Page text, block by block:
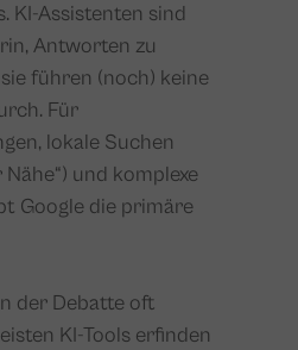
KI-Assistenten sind
Antworten zu
führen (noch) keine
Für
lokale Suchen
und komplexe
Google die primäre
der Debatte oft
KI-Tools erfinden